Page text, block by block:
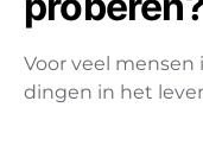
Voor veel mensen
dingen in het